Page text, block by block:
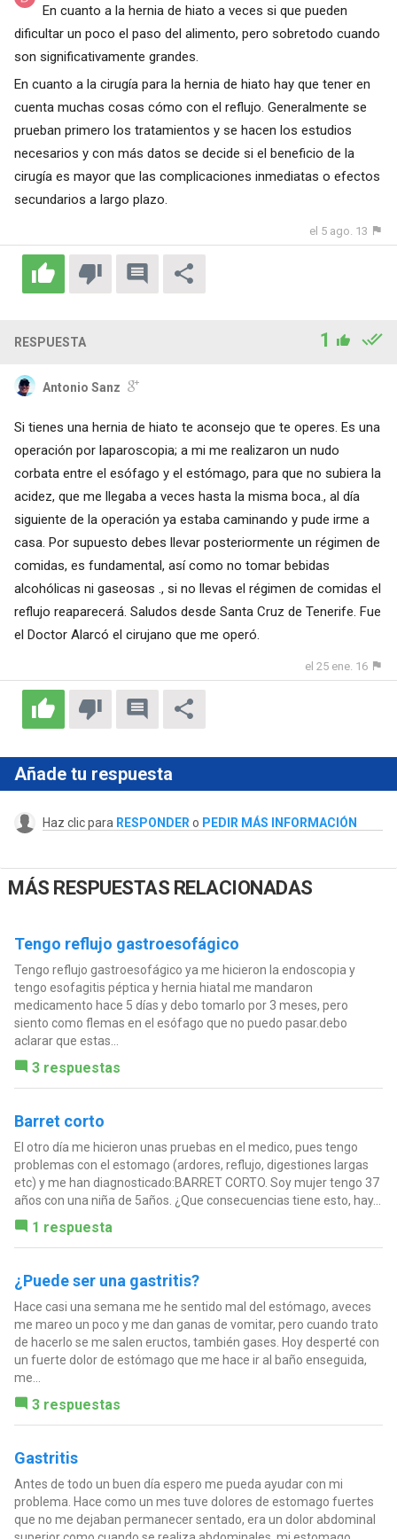
En cuanto a la hernia de hiato a veces si que pueden
dificultar un poco el paso del alimento, pero sobretodo cuando
son significativamente grandes.
En cuanto a la cirugía para la hernia de hiato hay que tener en
cuenta muchas cosas cómo con el reflujo. Generalmente se
prueban primero los tratamientos y se hacen los estudios
necesarios y con más datos se decide si el beneficio de la
cirugía es mayor que las complicaciones inmediatas o efectos
secundarios a largo plazo.
el 5 ago. 13
RESPUESTA 1
Antonio Sanz
Si tienes una hernia de hiato te aconsejo que te operes. Es una
operación por laparoscopia; a mi me realizaron un nudo
corbata entre el esófago y el estómago, para que no subiera la
acidez, que me llegaba a veces hasta la misma boca., al día
siguiente de la operación ya estaba caminando y pude irme a
casa. Por supuesto debes llevar posteriormente un régimen de
comidas, es fundamental, así como no tomar bebidas
alcohólicas ni gaseosas ., si no llevas el régimen de comidas el
reflujo reaparecerá. Saludos desde Santa Cruz de Tenerife. Fue
el Doctor Alarcó el cirujano que me operó.
el 25 ene. 16
Añade tu respuesta
Haz clic para RESPONDER o PEDIR MÁS INFORMACIÓN
MÁS RESPUESTAS RELACIONADAS
Tengo reflujo gastroesofágico
Tengo reflujo gastroesofágico ya me hicieron la endoscopia y
tengo esofagitis péptica y hernia hiatal me mandaron
medicamento hace 5 días y debo tomarlo por 3 meses, pero
siento como flemas en el esófago que no puedo pasar.debo
aclarar que estas...
3 respuestas
Barret corto
El otro día me hicieron unas pruebas en el medico, pues tengo
problemas con el estomago (ardores, reflujo, digestiones largas
etc) y me han diagnosticado:BARRET CORTO. Soy mujer tengo 37
años con una niña de 5años. ¿Que consecuencias tiene esto, hay...
1 respuesta
¿Puede ser una gastritis?
Hace casi una semana me he sentido mal del estómago, aveces
me mareo un poco y me dan ganas de vomitar, pero cuando trato
de hacerlo se me salen eructos, también gases. Hoy desperté con
un fuerte dolor de estómago que me hace ir al baño enseguida,
me...
3 respuestas
Gastritis
Antes de todo un buen día espero me pueda ayudar con mi
problema. Hace como un mes tuve dolores de estomago fuertes
que no me dejaban permanecer sentado, era un dolor abdominal